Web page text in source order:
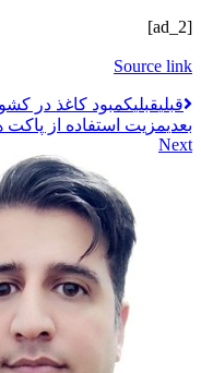
[ad_2]
Source link
قبليقبلیکمبود کاغذ در
بعدیمزیت استفاده از پاکت
Next